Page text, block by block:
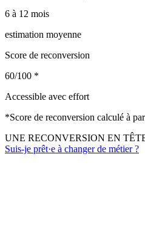
6 à 12 mois
estimation moyenne
Score de reconversion
60/100 *
Accessible avec effort
*Score de reconversion calculé à
UNE RECONVERSION EN
Suis-je prêt·e à changer de métier ?